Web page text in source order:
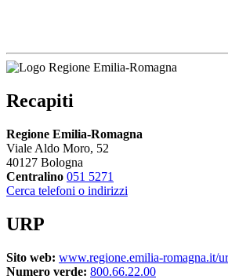
Recapiti
Regione Emilia-Romagna
Viale Aldo Moro, 52
40127 Bologna
Centralino 051 5271
Cerca telefoni o indirizzi
URP
Sito web: www.regione.emilia-romagna.it/
Numero verde: 800.66.22.00